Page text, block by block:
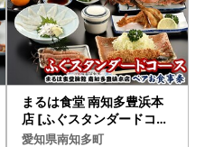
まるは食堂 南知多豊浜本
店 [ふぐスタンダードコー
ス] ペアお食事券 まるは
愛知県南知多町